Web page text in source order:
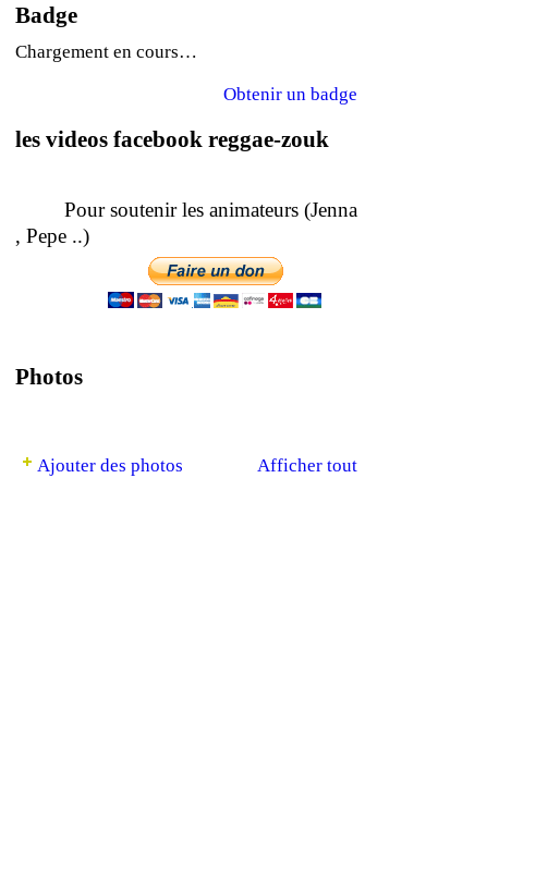
Badge
Chargement en cours…
Obtenir un badge
les videos facebook reggae-zouk
Pour soutenir les animateurs (Jenna
, Pepe ..)
Photos
Ajouter des photos Afficher tout